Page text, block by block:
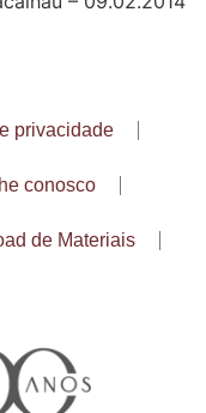
privacidade
conosco
de Materiais